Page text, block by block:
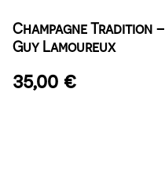
Champagne Tradition –
Guy Lamoureux
35,00 €